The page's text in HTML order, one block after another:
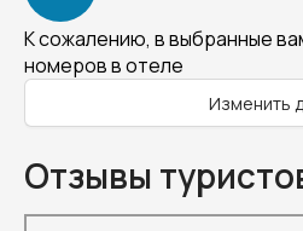
К сожалению, в выбранные
номеров в отеле
Изменить
Отзывы